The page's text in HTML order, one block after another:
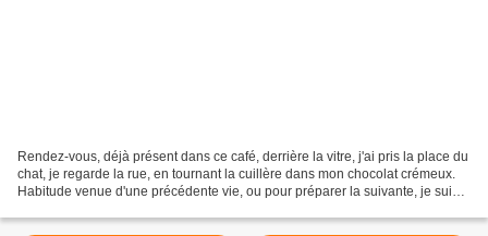
Rendez-vous, déjà présent dans ce café, derrière la vitre, j'ai pris la place du
chat, je regarde la rue, en tournant la cuillère dans mon chocolat crémeux.
Habitude venue d'une précédente vie, ou pour préparer la suivante, je suis